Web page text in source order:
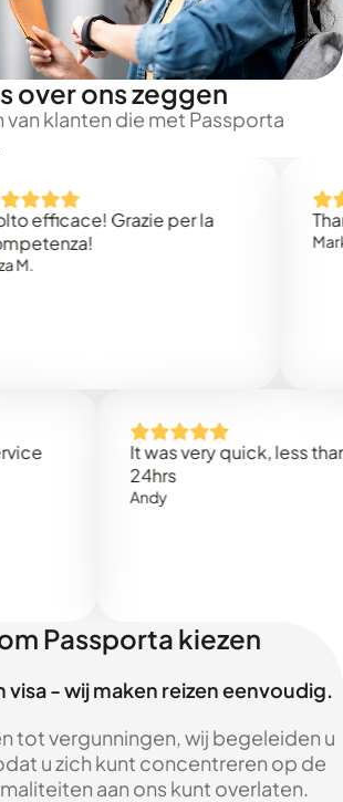
over ons zeggen
van klanten die met Passporta
Grazie per la
Thank
It was very quick, less than
Passporta kiezen
visa - wij maken reizen eenvoudig.
tot vergunningen, wij begeleiden u
u zich kunt concentreren op de
aan ons kunt overlaten.